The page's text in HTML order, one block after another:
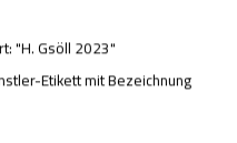
"H. Gsöll 2023"
Etikett mit Bezeichnung